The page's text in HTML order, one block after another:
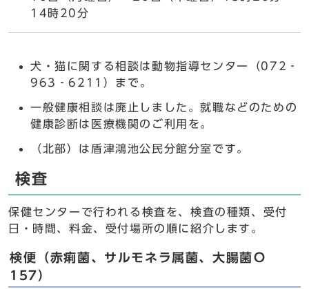
14時20分
犬・猫に関する相談は動物指導センター（072‐
963‐6211）まで。
一般健康相談は廃止しました。就職などのための
健康診断は医療機関のご利用を。
（北部）は盾津鴻池公民分館分室です。
検査
保健センターで行われる検査を、検査の種類、受付
日・時間、料金、受付場所の順に紹介します。
検便（赤痢菌、サルモネラ属菌、大腸菌Ｏ
157）